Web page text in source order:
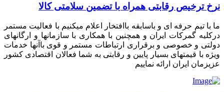
نرخ ترخیص رقابتی همراه با تضمین سلامتی کالا
ما با تیم حرفه ای و باسابقه باافتخار اعلام میکنیم با فعالیت مستمر
درکلیه گمرکات ایران و همچنین با همکاری با سازمانها و ارگانهای
دولتی و خصوصی و برقراری ارتباطات مستمر و قوی باآنها خدمات
ویژه با قیمتهای بسیار پایین و رقابتی به شما فعالان اقتصادی کشور
عزیزمان ایران ارائه نماییم